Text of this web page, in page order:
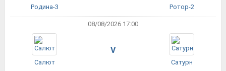
Родина-3 Ротор-2
08/08/2026 17:00
Салют
V
Сатурн